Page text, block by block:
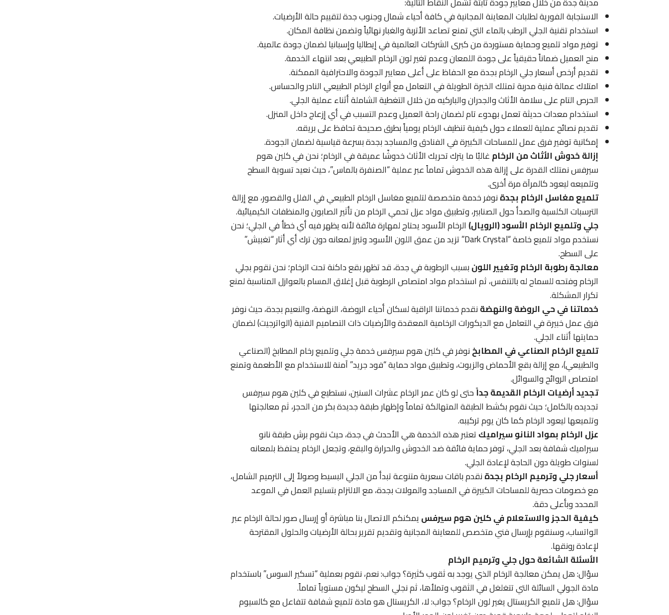
الاستجابة الفورية لطلبات المعاينة المجانية في كافة أحياء شمال وجنوب جدة لتقييم حالة الأرضيات.
استخدام تقنية الجلي الرطب بالماء التي تمنع تصاعد الأتربة والغبار نهائياً وتضمن نظافة المكان.
توفير مواد تلميع وحماية مستوردة من كبرى الشركات العالمية في إيطاليا وإسبانيا لضمان جودة عالمية.
منح العميل ضماناً حقيقياً على جودة اللمعان وعدم تغير لون الرخام الطبيعي بعد انتهاء الخدمة.
تقديم أرخص أسعار جلي الرخام بجدة مع الحفاظ على أعلى معايير الجودة والاحترافية الممكنة.
امتلاك عمالة فنية مدربة تمتلك الخبرة الطويلة في التعامل مع أنواع الرخام الطبيعي النادر والحساس.
الحرص التام على سلامة الأثاث والجدران والباركيه من خلال التغطية الشاملة أثناء عملية الجلي.
استخدام معدات حديثة تعمل بهدوء تام لضمان راحة العميل وعدم التسبب في أي إزعاج داخل المنزل.
تقديم نصائح عملية للعملاء حول كيفية تنظيف الرخام يومياً بطرق صحيحة تحافظ على بريقه.
إمكانية توفير فرق عمل للمساحات الكبيرة في الفنادق والمساجد بجدة بسرعة قياسية لضمان الجودة.
إزالة خدوش الأثاث من الرخامغالبًا ما يترك تحريك الأثاث خدوشًا عميقة في الرخام؛ نحن في كلين هوم
سيرفس نمتلك القدرة على إزالة هذه الخدوش تماماً عبر عملية “الصنفرة بالماس”، حيث نعيد تسوية السطح
وتلميعه ليعود كالمرآة مرة أخرى.
تلميع مغاسل الرخام بجدةنوفر خدمة متخصصة لتلميع مغاسل الرخام الطبيعي في الفلل والقصور، مع إزالة
الترسبات الكلسية والصدأ حول الصنابير، وتطبيق مواد عزل تحمي الرخام من تأثير الصابون والمنظفات الكيميائية.
جلي وتلميع الرخام الأسود (الرويال) الرخام الأسود يحتاج لمهارة فائقة لأنه يظهر فيه أي خطأ في الجلي؛ نحن
نستخدم مواد تلميع خاصة “Dark Crystal” تزيد من عمق اللون الأسود وتبرز لمعانه دون ترك أي أثار “تغبيش”
على السطح.
معالجة رطوبة الرخام وتغيير اللونبسبب الرطوبة في جدة، قد تظهر بقع داكنة تحت الرخام؛ نحن نقوم بجلي
الرخام وفتحه للسماح له بالتنفس، ثم استخدام مواد امتصاص الرطوبة قبل إغلاق المسام بالعوازل المناسبة لمنع
تكرار المشكلة.
خدماتنا في حي الروضة والنهضةنقدم خدماتنا الراقية لسكان أحياء الروضة، النهضة، والنعيم بجدة، حيث نوفر
فرق عمل خبيرة في التعامل مع الديكورات الرخامية المعقدة والأرضيات ذات التصاميم الفنية (الواترجيت) لضمان
حمايتها أثناء الجلي.
تلميع الرخام الصناعي في المطابخنوفر في كلين هوم سيرفس خدمة جلي وتلميع رخام المطابخ (الصناعي
والطبيعي)، مع إزالة بقع الأحماض والزيوت، وتطبيق مواد حماية “فود جريد” آمنة للاستخدام مع الأطعمة وتمنع
امتصاص الروائح والسوائل.
تجديد أرضيات الرخام القديمة جداًحتى لو كان عمر الرخام عشرات السنين، نستطيع في كلين هوم سيرفس
تجديده بالكامل؛ حيث نقوم بكشط الطبقة المتهالكة تماماً وإظهار طبقة جديدة بكر من الحجر، ثم معالجتها
وتلميعها ليعود الرخام كما كان يوم تركيبه.
عزل الرخام بمواد النانو سيراميكتعتبر هذه الخدمة هي الأحدث في جدة، حيث نقوم برش طبقة نانو
سيراميك شفافة بعد الجلي، توفر حماية فائقة ضد الخدوش والحرارة والبقع، وتجعل الرخام يحتفظ بلمعانه
لسنوات طويلة دون الحاجة لإعادة الجلي.
أسعار جلي وترميم الرخام بجدةنقدم باقات سعرية متنوعة تبدأ من الجلي البسيط وصولاً إلى الترميم الشامل،
مع خصومات حصرية للمساحات الكبيرة في المساجد والمولات بجدة، مع الالتزام بتسليم العمل في الموعد
المحدد وبأعلى دقة.
كيفية الحجز والاستعلام في كلين هوم سيرفسيمكنكم الاتصال بنا مباشرة أو إرسال صور لحالة الرخام عبر
الواتساب، وسنقوم بإرسال فني متخصص للمعاينة المجانية وتقديم تقرير بحالة الأرضيات والحلول المقترحة
لإعادة رونقها.
الأسئلة الشائعة حول جلي وترميم الرخام
سؤال: هل يمكن معالجة الرخام الذي يوجد به ثقوب كثيرة؟ جواب: نعم، نقوم بعملية “تسكير السوس” باستخدام
مادة الجولي السائلة التي تتغلغل في الثقوب وتملأها، ثم نجلي السطح ليكون مستوياً تماماً.
سؤال: هل تلميع الكريستال يغير لون الرخام؟ جواب: لا، الكريستال هو مادة تلميع شفافة تتفاعل مع كالسيوم